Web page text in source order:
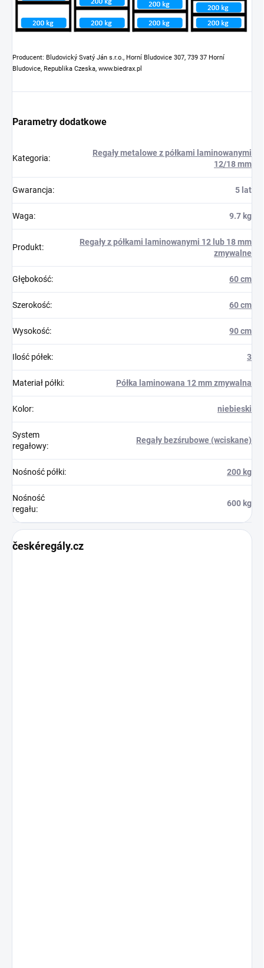
Producent: Bludovický Svatý Ján s.r.o., Horní Bludovice 307, 739 37 Horní
Bludovice, Republika Czeska, www.biedrax.pl
Parametry dodatkowe
Kategoria:
Regały metalowe z półkami laminowanymi
12/18 mm
Gwarancja: 5 lat
Waga: 9.7 kg
Produkt:
Regały z półkami laminowanymi 12 lub 18 mm
zmywalne
Głębokość: 60 cm
Szerokość: 60 cm
Wysokość: 90 cm
Ilość półek: 3
Materiał półki: Półka laminowana 12 mm zmywalna
Kolor: niebieski
System
regałowy:
Regały bezśrubowe (wciskane)
Nośność półki: 200 kg
Nośność
regału:
600 kg
českéregály.cz